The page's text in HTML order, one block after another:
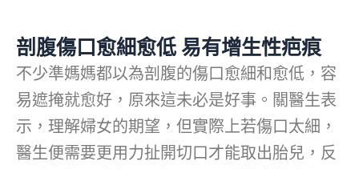
剖腹傷口愈細愈低 易有增生性疤痕
不少準媽媽都以為剖腹的傷口愈細和愈低，容
易遮掩就愈好，原來這未必是好事。關醫生表
示，理解婦女的期望，但實際上若傷口太細，
醫生便需要更用力扯開切口才能取出胎兒，反